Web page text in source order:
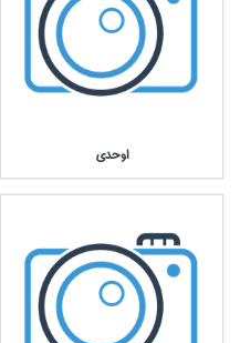
اوحدي